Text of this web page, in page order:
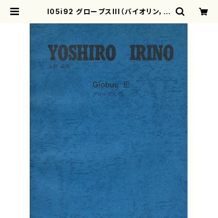
I05i92 グローブスIII（バイオリン，笙
踊り手2( 男及び女）/入野義朗/楽譜）
| motherearth